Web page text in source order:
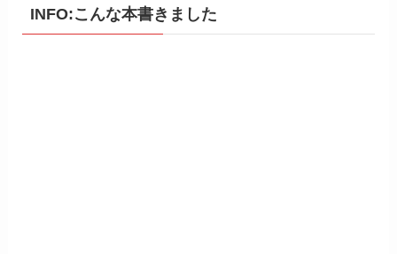
INFO:こんな本書きました